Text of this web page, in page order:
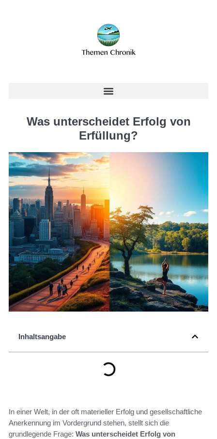
Was unterscheidet Erfolg von
Erfüllung?
Inhaltsangabe
In einer Welt, in der oft materieller Erfolg und gesellschaftliche
Anerkennung im Vordergrund stehen, stellt sich die
grundlegende Frage: Was unterscheidet Erfolg von